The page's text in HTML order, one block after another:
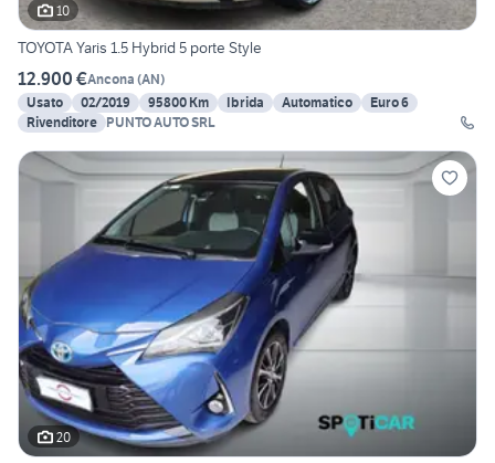
10
TOYOTA Yaris 1.5 Hybrid 5 porte Style
12.900 €Ancona (AN)
Usato
02/2019 95800 Km Ibrida Automatico
Euro 6
Rivenditore PUNTO AUTO SRL
20